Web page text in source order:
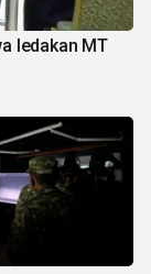
ledakan MT